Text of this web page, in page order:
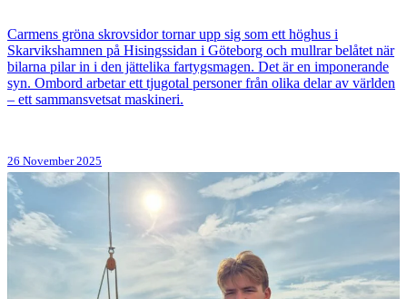
Carmens gröna skrovsidor tornar upp sig som ett höghus i
Skarvikshamnen på Hisingssidan i Göteborg och mullrar belåtet när
bilarna pilar in i den jättelika fartygsmagen. Det är en imponerande
syn. Ombord arbetar ett tjugotal personer från olika delar av världen
– ett sammansvetsat maskineri.
26 November 2025